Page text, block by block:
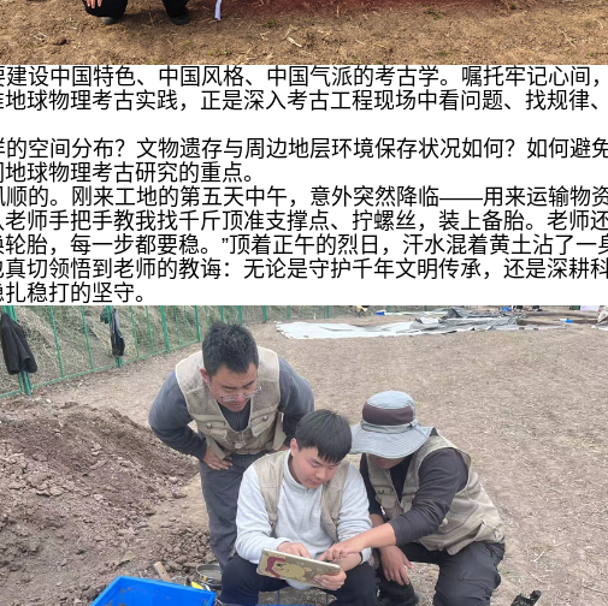
设中国特色、中国风格、中国气派的考古学。嘱托牢记心间
球物理考古实践，正是深入考古工程现场中看问题、找规律
空间分布？文物遗存与周边地层环境保存状况如何？如何避
球物理考古研究的重点。
顺的。刚来工地的第五天中午，意外突然降临——用来运输物
师手把手教我找千斤顶准支撑点、拧螺丝，装上备胎。老师
胎，每一步都要稳。”顶着正午的烈日，汗水混着黄土沾了一
切领悟到老师的教诲：无论是守护千年文明传承，还是深耕
稳打的坚守。